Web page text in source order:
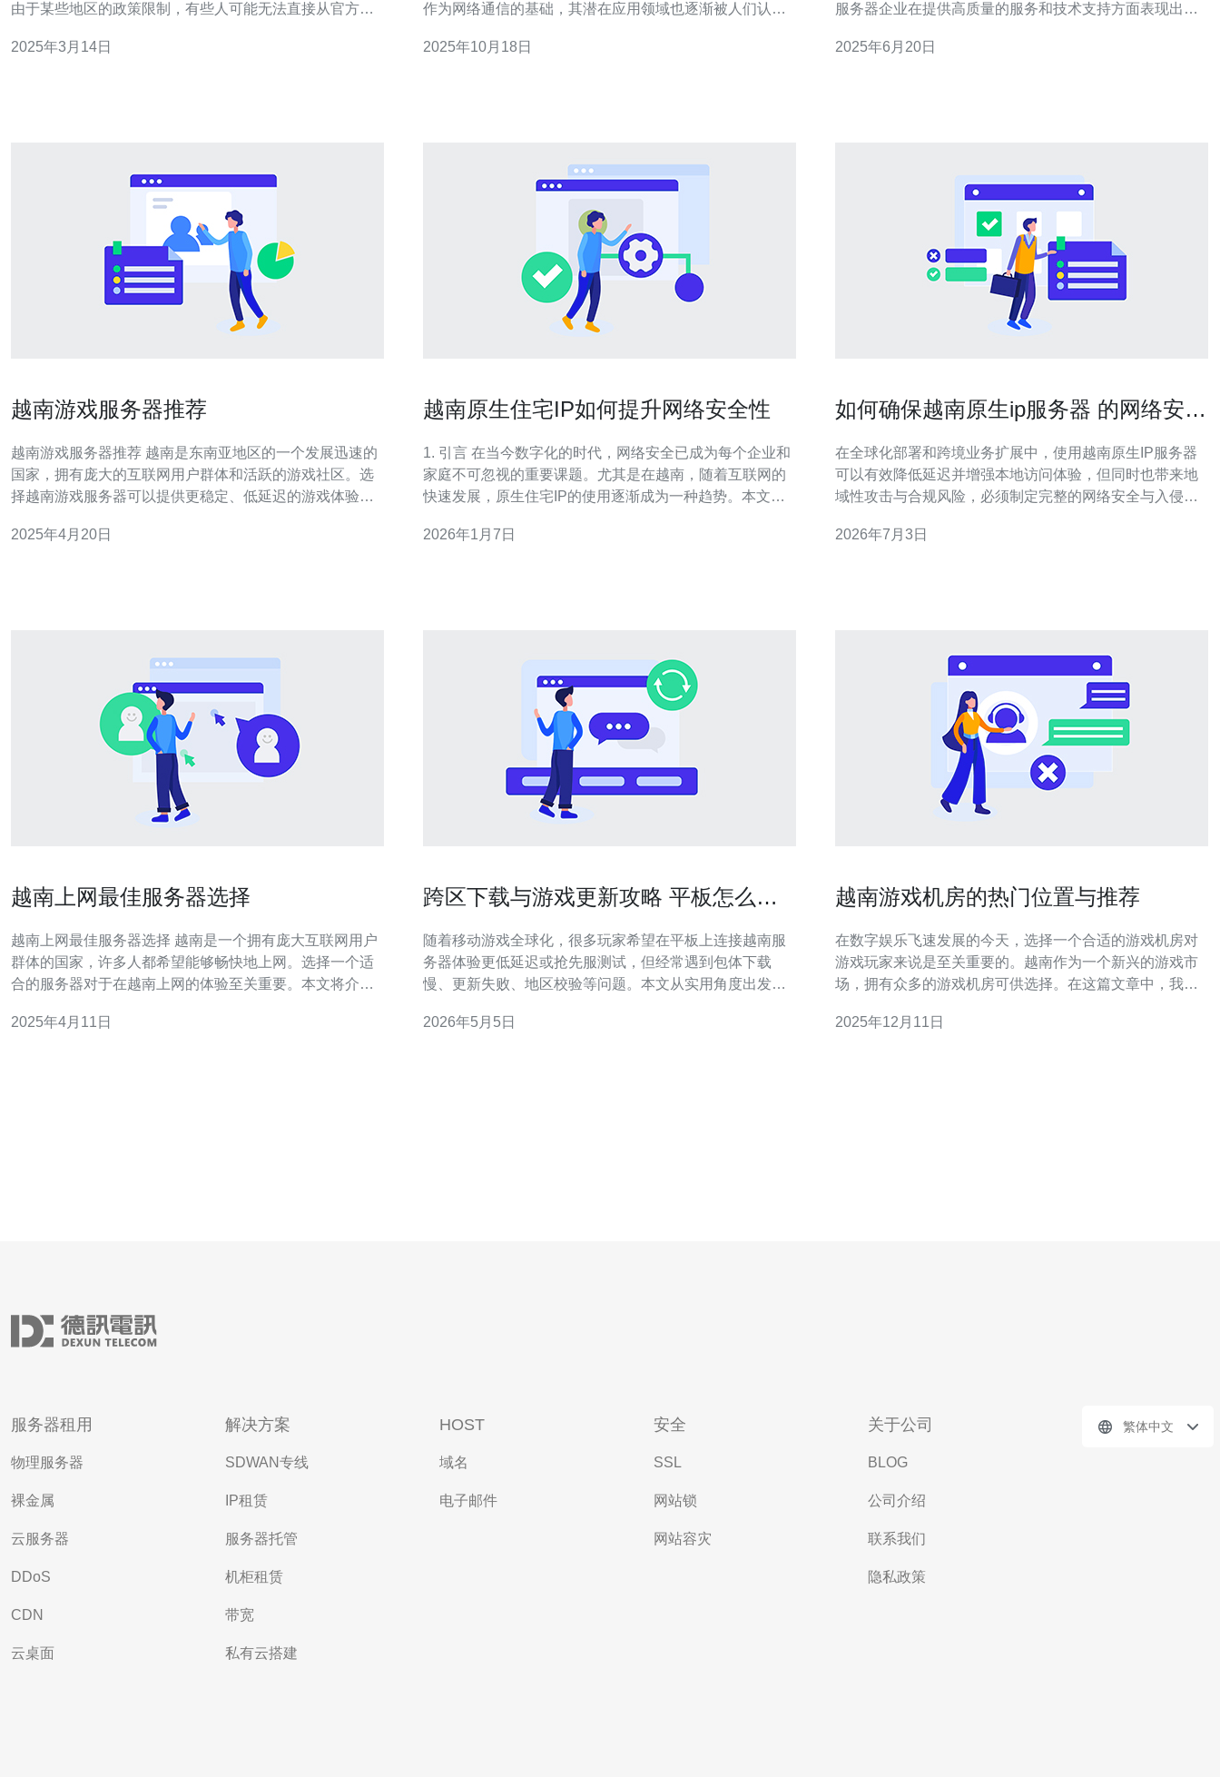
由于某些地区的政策限制，有些人可能无法直接从官方渠
信，以便在受限地区使用。 VPN是一种虚拟私人网络，可
2025年3月14日
作为网络通信的基础，其潜在应用领域也逐渐被人们认
势，并提供实际操作指南。 2. 越南原生IP的定义与现状 原
2025年10月18日
服务器企业在提供高质量的服务和技术支持方面表现出
服务器企业的排名情况。 ABC服务器公司是越南市场上颇
2025年6月20日
越南游戏服务器推荐
越南游戏服务器推荐 越南是东南亚地区的一个发展迅速的
国家，拥有庞大的互联网用户群体和活跃的游戏社区。选
择越南游戏服务器可以提供更稳定、低延迟的游戏体验，
Server VNG Game Server是越南最大的游戏服务提供商之
2025年4月20日
越南原生住宅IP如何提升网络安全性
1. 引言 在当今数字化的时代，网络安全已成为每个企业和
家庭不可忽视的重要课题。尤其是在越南，随着互联网的
快速发展，原生住宅IP的使用逐渐成为一种趋势。本文将
服务器配置和实际案例进行分析。 2. 什么是原生住宅IP?
2026年1月7日
如何确保越南原生ip服务器 的网络安全
在全球化部署和跨境业务扩展中，使用越南原生IP服务器
可以有效降低延迟并增强本地访问体验，但同时也带来地
域性攻击与合规风险，必须制定完整的网络安全与入侵防
最小化安装。无论是Linux VPS还是独立服务器，都应启
2026年7月3日
越南上网最佳服务器选择
越南上网最佳服务器选择 越南是一个拥有庞大互联网用户
群体的国家，许多人都希望能够畅快地上网。选择一个适
合的服务器对于在越南上网的体验至关重要。本文将介绍
时，有几个关键因素需要考虑： 速度：服务器速度直接影
2025年4月11日
跨区下载与游戏更新攻略 平板怎么玩
随着移动游戏全球化，很多玩家希望在平板上连接越南服
务器体验更低延迟或抢先服测试，但经常遇到包体下载
慢、更新失败、地区校验等问题。本文从实用角度出发，
与部署建议，帮助你在平板上稳定地玩转越南服务器。 首
2026年5月5日
越南游戏机房的热门位置与推荐
在数字娱乐飞速发展的今天，选择一个合适的游戏机房对
游戏玩家来说是至关重要的。越南作为一个新兴的游戏市
场，拥有众多的游戏机房可供选择。在这篇文章中，我们
荐一些性价比高的服务器方案，帮助您找到最好、最佳以
2025年12月11日
服务器租用
物理服务器
裸金属
云服务器
DDoS
CDN
云桌面
解决方案
SDWAN专线
IP租赁
服务器托管
机柜租赁
带宽
私有云搭建
HOST
域名
电子邮件
安全
SSL
网站锁
网站容灾
关于公司
BLOG
公司介绍
联系我们
隐私政策
繁体中文